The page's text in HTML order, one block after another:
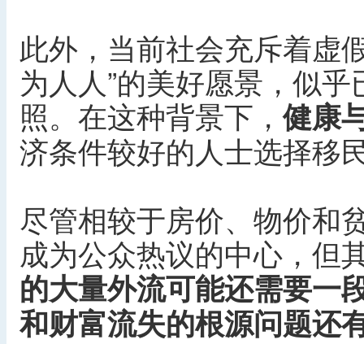
此外，当前社会充斥着虚
为人人”的美好愿景，似
照。在这种背景下，健康
济条件较好的人士选择移
尽管相较于房价、物价和
成为公众热议的中心，但
的大量外流可能还需要一
和财富流失的根源问题还